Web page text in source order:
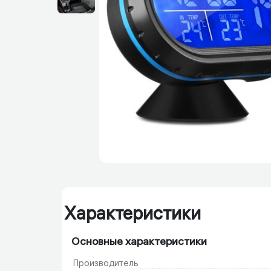
Характеристики
Основные характеристики
Производитель